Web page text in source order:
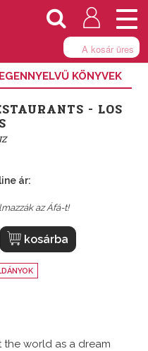
A kosár üres
KÖNYVEK
- LOS
ár:
az Áfá-t!
kosárba
world as a dream